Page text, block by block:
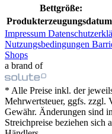
Bettgröße:
Impressum
Nutzungsbedingungen
Shops
a brand of
* Alle Preise inkl. der
Mehrwertsteuer, ggfs. zzgl.
Gewähr. Änderungen sind
Streichpreise beziehen sich